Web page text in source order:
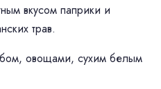
вкусом паприки и
трав.
овощами, сухим белым